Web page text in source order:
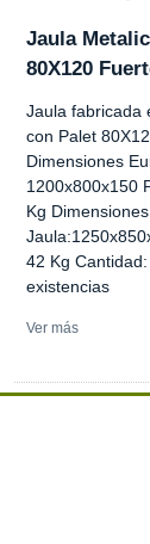
Jaula
80X120
Jaula fabricada
con Palet
Dimensiones
1200x800x150
Kg Dimensiones
42 Kg
existencias
Ver más